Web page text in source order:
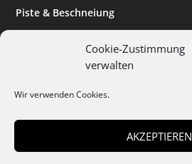
Cookie-Zustimmung
verwalten
Wir verwenden Cookies.
AKZEPTIEREN
Piste & Beschneiung
Expertise & Technik